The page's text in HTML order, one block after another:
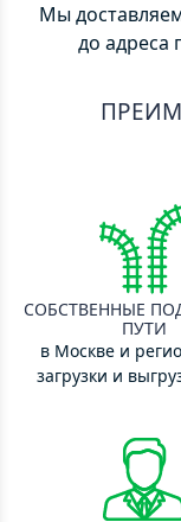
Мы
до адреса
СОБСТВЕННЫЕ
ПУТИ
в Москве и
загрузки и